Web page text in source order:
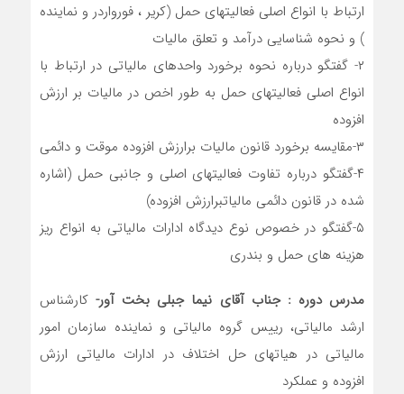
ارتباط با انواع اصلی فعالیتهای حمل (کریر ، فورواردر و نماینده
) و نحوه شناسایی درآمد و تعلق مالیات
۲- گفتگو درباره نحوه برخورد واحدهای مالیاتی در ارتباط با
انواع اصلی فعالیتهای حمل به طور اخص در مالیات بر ارزش
افزوده
۳-مقایسه برخورد قانون مالیات برارزش افزوده موقت و دائمی
۴-گفتگو درباره تفاوت فعالیتهای اصلی و جانبی حمل (اشاره
شده در قانون دائمی مالیاتبرارزش افزوده)
۵-گفتگو در خصوص نوع دیدگاه ادارات مالیاتی به انواع ریز
هزینه های حمل و بندری
مدرس دوره : جناب آقای نیما جبلی بخت آور- کارشناس
ارشد مالیاتی، رییس گروه مالیاتی و نماینده سازمان امور
مالیاتی در هیاتهای حل اختلاف در ادارات مالیاتی ارزش
افزوده و عملکرد